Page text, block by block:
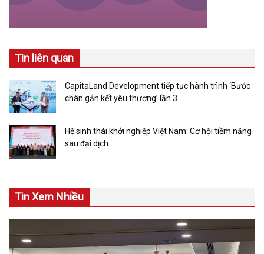
Tin liên quan
CapitaLand Development tiếp tục hành trình ‘Bước
chân gắn kết yêu thương’ lần 3
Hệ sinh thái khởi nghiệp Việt Nam: Cơ hội tiềm năng
sau đại dịch
Tin Xem Nhiều